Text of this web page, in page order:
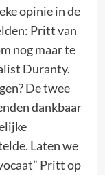
opinie in de
Pritt van
nog maar te
Duranty.
De twee
dankbaar
Laten we
Pritt op